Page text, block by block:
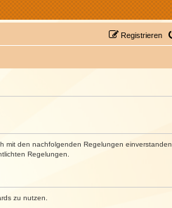
Registrieren
mit den nachfolgenden Regelungen einverstanden.
Regelungen.
zu nutzen.